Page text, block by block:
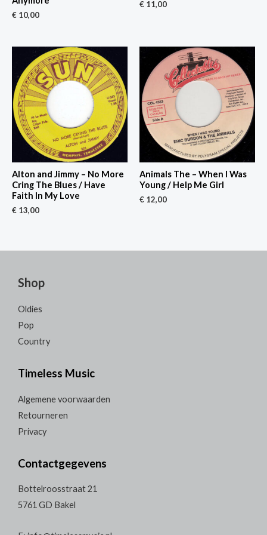
€ 10,00
€ 11,00
Alton and Jimmy – No More
Cring The Blues / Have
Faith In My Love
€ 13,00
Animals The – When I Was
Young / Help Me Girl
€ 12,00
Shop
Oldies
Pop
Country
Timeless Music
Algemene voorwaarden
Retourneren
Privacy
Contactgegevens
Bottelroosstraat 21
5761 GD Bakel